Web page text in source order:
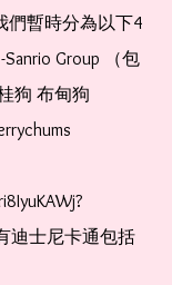
們暫時分為以下4
Group （包
狗 布甸狗
迪士尼卡通包括